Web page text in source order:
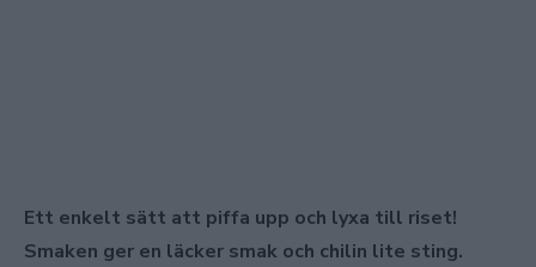
Ett enkelt sätt att piffa upp och lyxa till riset!
Smaken ger en läcker smak och chilin lite sting.